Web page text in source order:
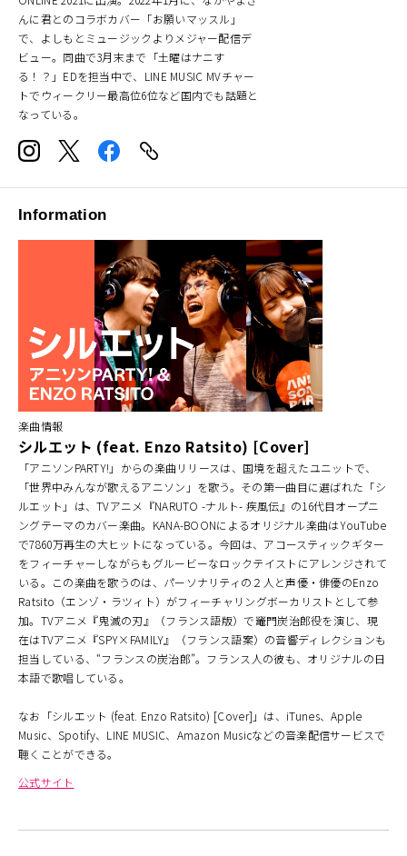
んに君とのコラボカバー「お願いマッスル」
で、よしもとミュージックよりメジャー配信デ
ビュー。同曲で3月末まで「土曜はナニす
る！？」EDを担当中で、LINE MUSIC MVチャー
トでウィークリー最高位6位など国内でも話題と
なっている。
Information
楽曲情報
シルエット (feat. Enzo Ratsito) [Cover]
「アニソンPARTY!」からの楽曲リリースは、国境を超えたユニットで、
「世界中みんなが歌えるアニソン」を歌う。その第一曲目に選ばれた「シ
ルエット」は、TVアニメ『NARUTO -ナルト- 疾風伝』の16代目オープニ
ングテーマのカバー楽曲。KANA-BOONによるオリジナル楽曲はYouTube
で7860万再生の大ヒットになっている。今回は、アコースティックギター
をフィーチャーしながらもグルービーなロックテイストにアレンジされて
いる。この楽曲を歌うのは、パーソナリティの２人と声優・俳優のEnzo
Ratsito（エンゾ・ラツィト）がフィーチャリングボーカリストとして参
加。TVアニメ『鬼滅の刃』（フランス語版）で竈門炭治郎役を演じ、現
在はTVアニメ『SPY×FAMILY』（フランス語案）の音響ディレクションも
担当している、“フランスの炭治郎”。フランス人の彼も、オリジナルの日
本語で歌唱している。
なお「シルエット (feat. Enzo Ratsito) [Cover]」は、iTunes、Apple
Music、Spotify、LINE MUSIC、Amazon Musicなどの音楽配信サービスで
聴くことができる。
公式サイト